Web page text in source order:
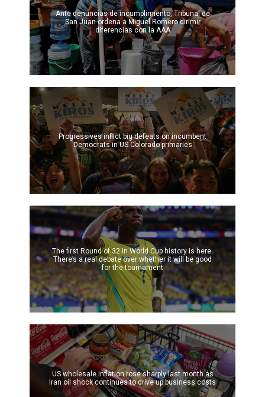
Ante denuncias de incumplimiento, Tribunal de
San Juan ordena a Miguel Romero dirimir
diferencias con la AAA
Progressives inflict big defeats on incumbent
Democrats in US Colorado primaries
The first Round of 32 in World Cup history is here.
There’s a real debate over whether it will be good
for the tournament
US wholesale inflation rose sharply last month as
Iran oil shock continues to drive up business costs